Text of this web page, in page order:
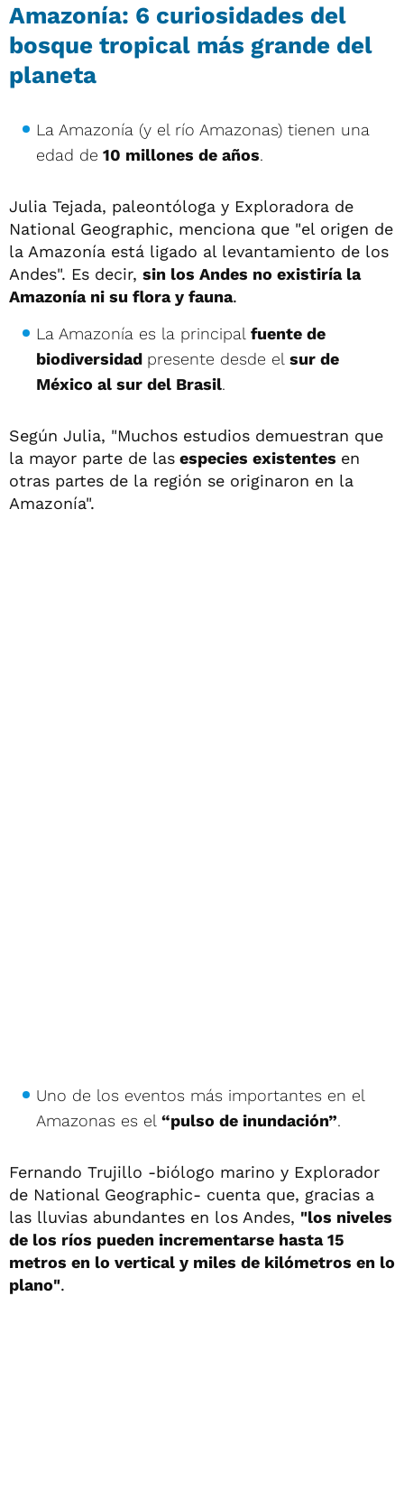
Amazonía: 6 curiosidades del
bosque tropical más grande del
planeta
La Amazonía (y el río Amazonas) tienen una
edad de 10 millones de años.
Julia Tejada, paleontóloga y Exploradora de
National Geographic, menciona que "el origen de
la Amazonía está ligado al levantamiento de los
Andes". Es decir, sin los Andes no existiría la
Amazonía ni su flora y fauna.
La Amazonía es la principal fuente de
biodiversidad presente desde el sur de
México al sur del Brasil.
Según Julia, "Muchos estudios demuestran que
la mayor parte de las especies existentes en
otras partes de la región se originaron en la
Amazonía".
Uno de los eventos más importantes en el
Amazonas es el “pulso de inundación”.
Fernando Trujillo -biólogo marino y Explorador
de National Geographic- cuenta que, gracias a
las lluvias abundantes en los Andes, "los niveles
de los ríos pueden incrementarse hasta 15
metros en lo vertical y miles de kilómetros en lo
plano".